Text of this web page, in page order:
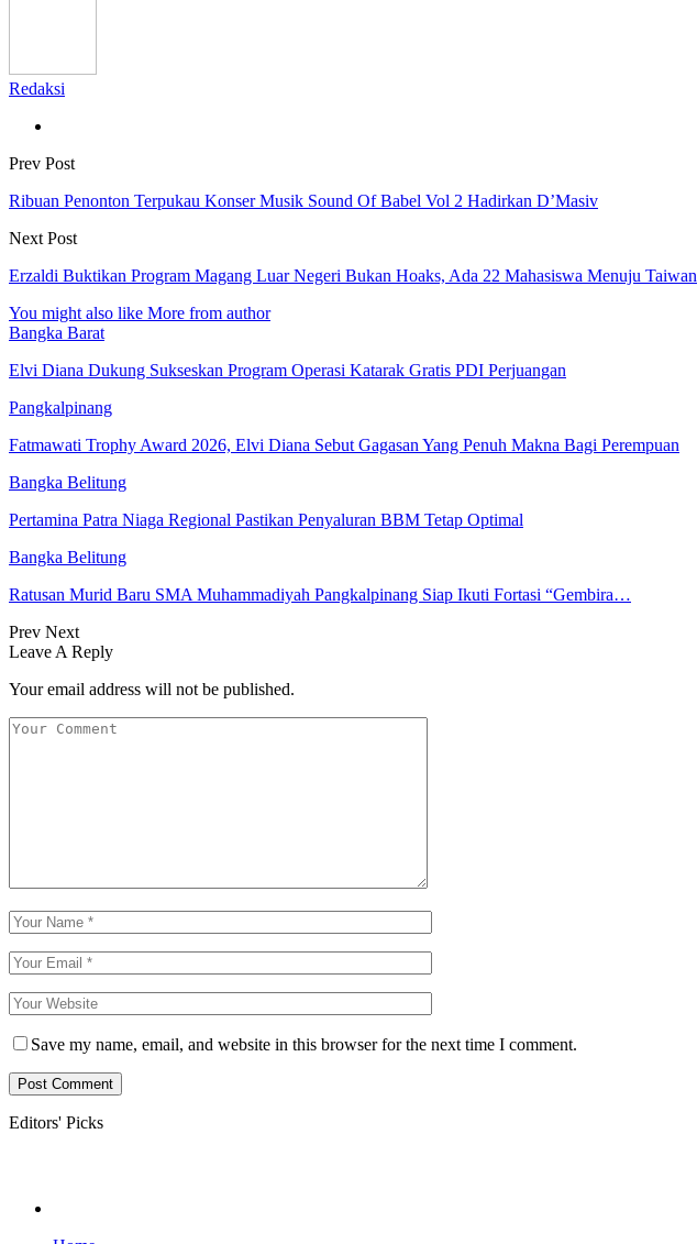
Redaksi
Prev Post
Ribuan Penonton Terpukau Konser Musik Sound Of Babel Vol 2 Hadirkan D’Masiv
Next Post
Erzaldi Buktikan Program Magang Luar Negeri Bukan Hoaks, Ada 22 Mahasiswa Menuju Taiwan
You might also like More from author
Bangka Barat
Elvi Diana Dukung Sukseskan Program Operasi Katarak Gratis PDI Perjuangan
Pangkalpinang
Fatmawati Trophy Award 2026, Elvi Diana Sebut Gagasan Yang Penuh Makna Bagi Perempuan
Bangka Belitung
Pertamina Patra Niaga Regional Pastikan Penyaluran BBM Tetap Optimal
Bangka Belitung
Ratusan Murid Baru SMA Muhammadiyah Pangkalpinang Siap Ikuti Fortasi “Gembira…
Prev Next
Leave A Reply
Your email address will not be published.
Save my name, email, and website in this browser for the next time I comment.
Editors' Picks